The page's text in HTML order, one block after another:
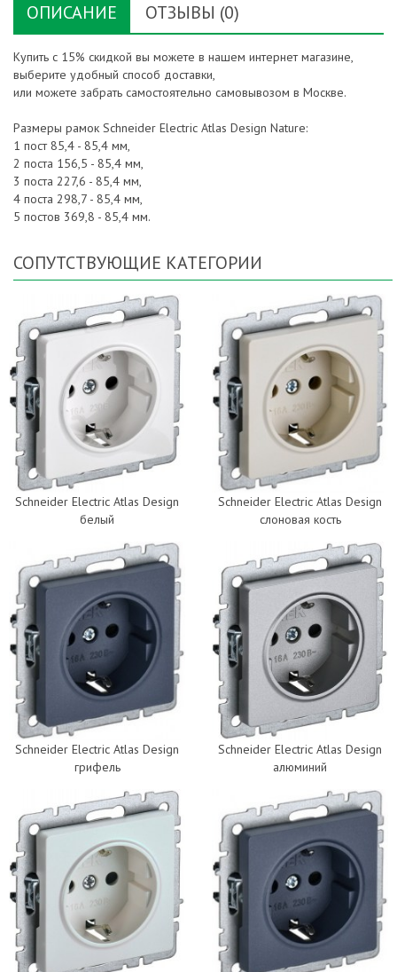
ОПИСАНИЕ ОТЗЫВЫ (0)
Купить с 15% скидкой вы можете в нашем интернет магазине,
выберите удобный способ доставки,
или можете забрать самостоятельно самовывозом в Москве.
Размеры рамок Schneider Electric Atlas Design Nature:
1 пост 85,4 - 85,4 мм,
2 поста 156,5 - 85,4 мм,
3 поста 227,6 - 85,4 мм,
4 поста 298,7 - 85,4 мм,
5 постов 369,8 - 85,4 мм.
СОПУТСТВУЮЩИЕ КАТЕГОРИИ
Schneider Electric Atlas Design
белый
Schneider Electric Atlas Design
слоновая кость
Schneider Electric Atlas Design
грифель
Schneider Electric Atlas Design
алюминий